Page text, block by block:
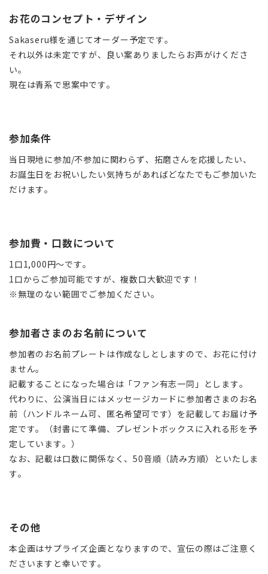
お花のコンセプト・デザイン
Sakaseru様を通じてオーダー予定です。
それ以外は未定ですが、良い案ありましたらお声がけくださ
い。
現在は青系で思案中です。
参加条件
当日現地に参加/不参加に関わらず、拓磨さんを応援したい、
お誕生日をお祝いしたい気持ちがあればどなたでもご参加いた
だけます。
参加費・口数について
1口1,000円〜です。
1口からご参加可能ですが、複数口大歓迎です！
※無理のない範囲でご参加ください。
参加者さまのお名前について
参加者のお名前プレートは作成なしとしますので、お花に付け
ません。
記載することになった場合は「ファン有志一同」とします。
代わりに、公演当日にはメッセージカードに参加者さまのお名
前（ハンドルネーム可、匿名希望可です）を記載してお届け予
定です。（封書にて準備、プレゼントボックスに入れる形を予
定しています。）
なお、記載は口数に関係なく、50音順（読み方順）といたしま
す。
その他
本企画はサプライズ企画となりますので、宣伝の際はご注意く
ださいますと幸いです。